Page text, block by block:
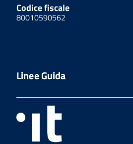
Codice fiscale
80010590562
Linee Guida